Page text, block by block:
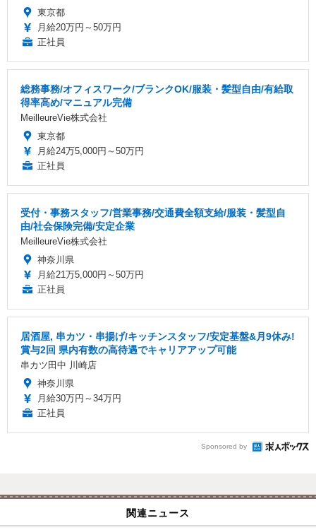
東京都
月給20万円～50万円
正社員
総務事務/オフィスワーク/ブランクOK/服装・髪型自由/有給取
得率高め/マニュアル完備
MeilleureVie株式会社
東京都
月給24万5,000円～50万円
正社員
受付・事務スタッフ/営業事務/交通費全額支給/服装・髪型自
由/社会保険完備/安定企業
MeilleureVie株式会社
神奈川県
月給21万5,000円～50万円
正社員
居酒屋, 串カツ・串揚げ/キッチンスタッフ/安定基盤&月9休み!
賞与2回 県内有数の高待遇でキャリアアップ可能
串カツ田中 川崎店
神奈川県
月給30万円～34万円
正社員
Sponsored by
関連ニュース